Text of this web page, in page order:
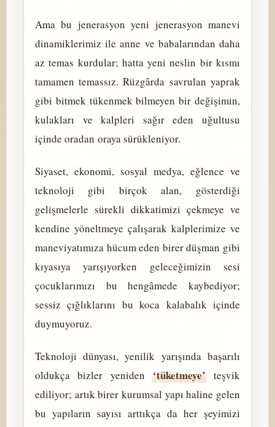
Ama bu jenerasyon yeni jenerasyon manevi
dinamiklerimiz ile anne ve babalarından daha
az temas kurdular; hatta yeni neslin bir kısmı
tamamen temassız. Rüzgârda savrulan yaprak
gibi bitmek tükenmek bilmeyen bir değişimin,
kulakları ve kalpleri sağır eden uğultusu
içinde oradan oraya sürükleniyor.
Siyaset, ekonomi, sosyal medya, eğlence ve
teknoloji gibi birçok alan, gösterdiği
gelişmelerle sürekli dikkatimizi çekmeye ve
kendine yöneltmeye çalışarak kalplerimize ve
maneviyatımıza hücum eden birer düşman gibi
kıyasıya yarışıyorken geleceğimizin sesi
çocuklarımızı bu hengâmede kaybediyor;
sessiz çığlıklarını bu koca kalabalık içinde
duymuyoruz.
Teknoloji dünyası, yenilik yarışında başarılı
oldukça bizler yeniden‘tüketmeye’teşvik
ediliyor; artık birer kurumsal yapı haline gelen
bu yapıların sayısı arttıkça da her şeyimizi